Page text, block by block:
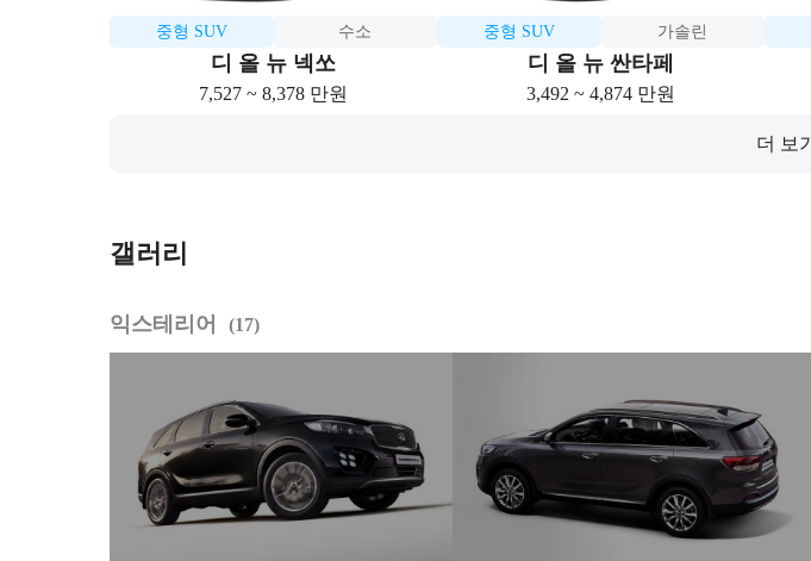
중형 SUV 수소
디 올 뉴 넥쏘
7,527 ~ 8,378 만원
중형 SUV 가솔린
디 올 뉴 싼타페
3,492 ~ 4,874 만원
갤러리
익스테리어 17